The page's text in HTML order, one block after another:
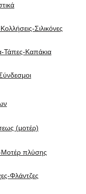
Σιλικόνες
Τάπες-Καπάκια
(μοτέρ)
Μοτέρ πλύσης
Φλάντζες